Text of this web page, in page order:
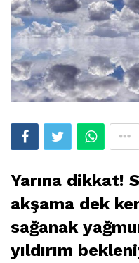
Yarına dikkat!
akşama dek
sağanak
yıldırım